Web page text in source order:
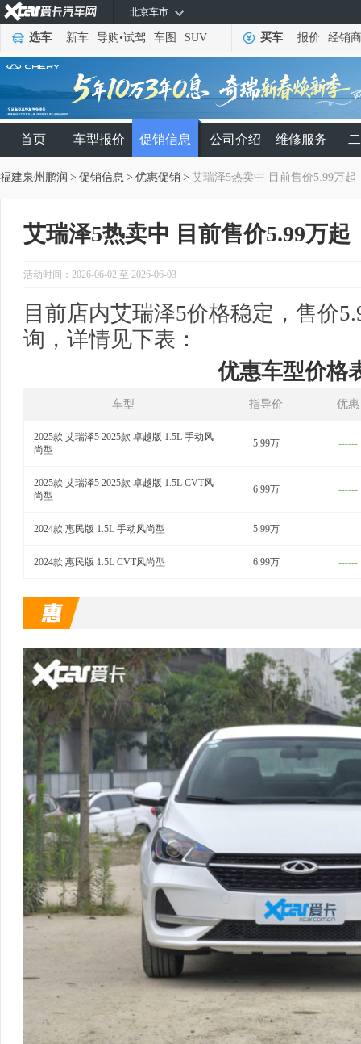
北京车市
选车 新车 导购•试驾 车图 SUV 买车 报价 经销商
首页 车型报价 促销信息 公司介绍 维修服务
福建泉州鹏润 > 促销信息 > 优惠促销 > 艾瑞泽5热卖中 目前售价5.99万起
艾瑞泽5热卖中 目前售价5.99万起
活动时间：2026-06-02 至 2026-06-03
目前店内艾瑞泽5价格稳定，售价
询，详情见下表：
优惠车型价格
车型 指导价 优惠
2025款 艾瑞泽5 2025款 卓越版 1.5L 手动风
尚型
5.99万 ------
2025款 艾瑞泽5 2025款 卓越版 1.5L CVT风
尚型
6.99万 ------
2024款 惠民版 1.5L 手动风尚型 5.99万 ------
2024款 惠民版 1.5L CVT风尚型 6.99万 ------